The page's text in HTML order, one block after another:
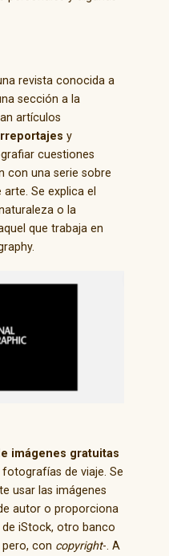
revista conocida a
sección a la
artículos
y
cuestiones
con una serie sobre
Se explica el
o la
que trabaja en
imágenes gratuitas
de viaje. Se
usar las imágenes
autor o proporciona
iStock, otro banco
con copyright-. A